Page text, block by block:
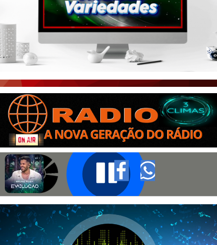
ÚLTIMAS POSTAGENS
BOAS NOTÍCIAS...VIRAM MANCHETE!
CEARÁ BRASIL NOTÍCIAS
CEARÁ BRASIL MUNDO 1
BRASIL DE FATO
NOTÍCIAS GERAIS
CONECTE-SE
REGISTO